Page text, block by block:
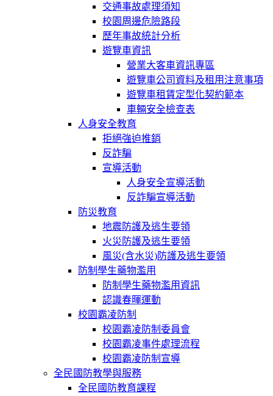
交通事故處理須知
校園周邊危險路段
歷年事故統計分析
遊覽車資訊
營業大客車資訊專區
遊覽車公司資料及租用注意事項
遊覽車租賃定型化契約範本
車輛安全檢查表
人身安全教育
拒絕強迫推銷
反詐騙
宣導活動
人身安全宣導活動
反詐騙宣導活動
防災教育
地震防護及逃生要領
火災防護及逃生要領
風災(含水災)防護及逃生要領
防制學生藥物濫用
防制學生藥物濫用資訊
認識春暉運動
校園霸凌防制
校園霸凌防制委員會
校園霸凌事件處理流程
校園霸凌防制宣導
全民國防教學與服務
全民國防教育課程